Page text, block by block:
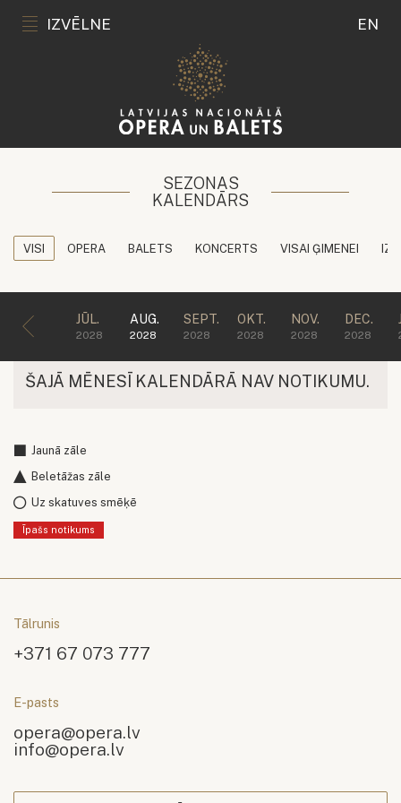
IZVĒLNE EN
SEZONAS
KALENDĀRS
VISI OPERA BALETS KONCERTS VISAI ĢIMENEI
JŪL.
2028
AUG.
2028
SEPT.
2028
OKT.
2028
NOV.
2028
DEC.
2028
ŠAJĀ MĒNESĪ KALENDĀRĀ NAV NOTIKUMU.
Jaunā zāle
Beletāžas zāle
Uz skatuves smēķē
Īpašs notikums
Tālrunis
+371 67 073 777
E-pasts
opera@opera.lv
info@opera.lv